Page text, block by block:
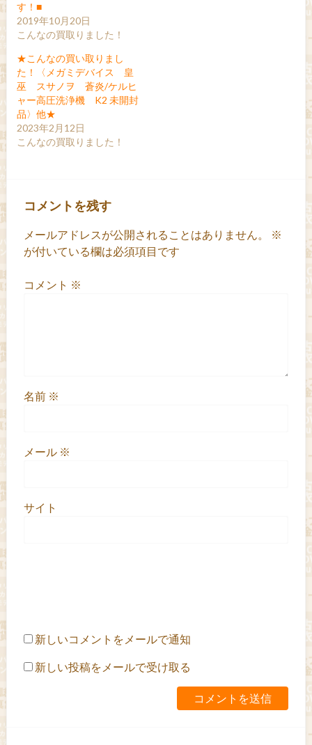
す！■
2019年10月20日
こんなの買取りました！
★こんなの買い取りまし
た！〈メガミデバイス 皇
巫 スサノヲ 蒼炎/ケルヒ
ャー高圧洗浄機 K2 未開封
品〉他★
2023年2月12日
こんなの買取りました！
コメントを残す
メールアドレスが公開されることはありません。
※
が付いている欄は必須項目です
コメント ※
名前 ※
メール ※
サイト
新しいコメントをメールで通知
新しい投稿をメールで受け取る